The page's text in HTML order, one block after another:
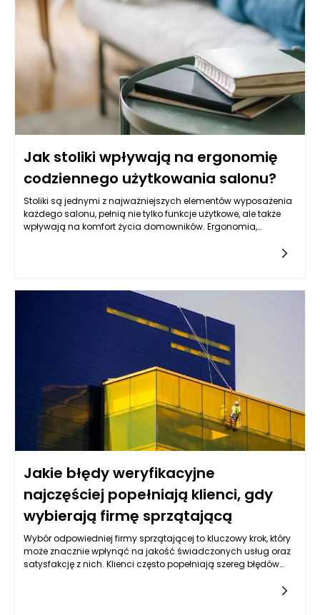
Jak stoliki wpływają na ergonomię
codziennego użytkowania salonu?
Stoliki są jednymi z najważniejszych elementów wyposażenia
każdego salonu, pełnią nie tylko funkcje użytkowe, ale także
wpływają na komfort życia domowników. Ergonomia,
przestrzeni i jej elementów do potrzeb użytkowników, odnosi się
funkcjonalność pomieszczenia, ale także umożliwia
optymalne wykorzystanie przestrzeni oraz poprawia komfort
codziennych aktywności. Odpowiednio zaprojektowane stoliki
mogą wspierać zdrową postawę ciała, minimalizując ryzyko
dolegliwości wynikających z długotrwałego siedzenia czy
Jakie błędy weryfikacyjne
najczęściej popełniają klienci, gdy
wybierają firmę sprzątającą
Wybór odpowiedniej firmy sprzątającej to kluczowy krok, który
może znacznie wpłynąć na jakość świadczonych usług oraz
satysfakcję z nich. Klienci często popełniają szereg błędów